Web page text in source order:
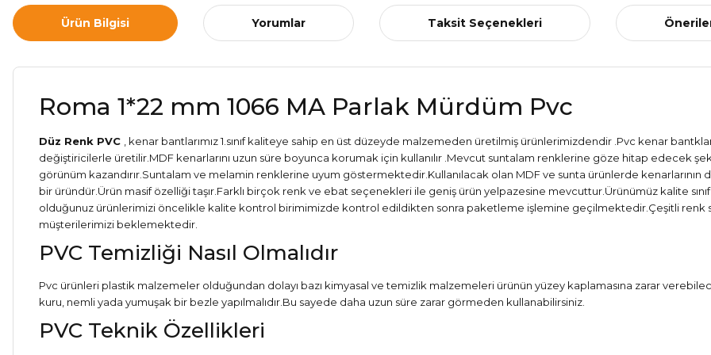
Ürün Bilgisi Yorumlar Taksit Seçenekleri
Roma 1*22 mm 1066 MA Parlak Mürdüm Pvc
Düz Renk PVC
, kenar bantlarımız 1.sınıf kaliteye sahip en üst düzeyde malzemeden üretilmiş ürünlerimizdendir .Pvc kenar
değiştiricilerle üretilir.MDF kenarlarını uzun süre boyunca korumak için kullanılır .Mevcut suntalam renklerine göze hitap edecek
görünüm kazandırır.Suntalam ve melamin renklerine uyum göstermektedir.Kullanılacak olan MDF ve sunta ürünlerde kenarlarının
bir üründür.Ürün masif özelliği taşır.Farklı birçok renk ve ebat seçenekleri ile geniş ürün yelpazesine mevcuttur.Ürünümüz kalite
olduğunuz ürünlerimizi öncelikle kalite kontrol birimimizde kontrol edildikten sonra paketleme işlemine geçilmektedir.Çeşitli renk
müşterilerimizi beklemektedir.
PVC Temizliği Nasıl Olmalıdır
Pvc ürünleri plastik malzemeler olduğundan dolayı bazı kimyasal ve temizlik malzemeleri ürünün yüzey kaplamasına zarar
kuru, nemli yada yumuşak bir bezle yapılmalıdır.Bu sayede daha uzun süre zarar görmeden kullanabilirsiniz.
PVC Teknik Özellikleri